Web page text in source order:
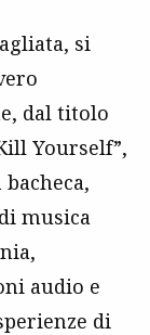
si
dal titolo
Yourself”,
musica
audio e
di